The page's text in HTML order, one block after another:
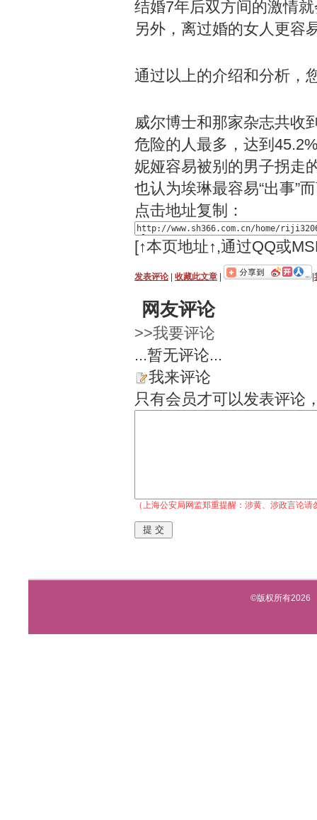
结婚7年后双方间的激情
另外，离过婚的女人更容
通过以上的介绍和分析，
威尔博士和那家杂志共收
危险的人最多，达到
妮娅容易被别的男子拐走
也认为埃琳最容易“出事”
点击地址复制：
[↑本页地址↑,通过QQ或
发表评论 收藏此文章
网友评论
>>我要评论
...暂无评论...
我来评论
只有会员才可以发表评论
（上海公安局网监郑重提醒：涉黄、涉政言论
©版权所有2026